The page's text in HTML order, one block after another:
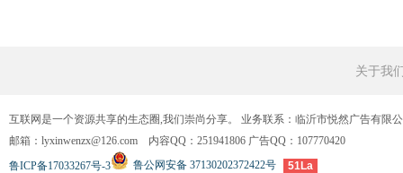
关于我
互联网是一个资源共享的生态圈,我们崇尚分享。 业务联系：临沂市悦然广告有限
邮箱：lyxinwenzx@126.com 内容QQ：251941806 广告QQ：107770420
鲁ICP备17033267号-3
鲁公网安备 37130202372422号
51La